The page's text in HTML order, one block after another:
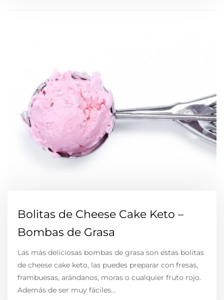
Bolitas de Cheese Cake Keto –
Bombas de Grasa
Las más deliciosas bombas de grasa son estas bolitas
de cheese cake keto, las puedes preparar con fresas,
frambuesas, arándanos, moras o cualquier fruto rojo.
Además de ser muy fáciles…